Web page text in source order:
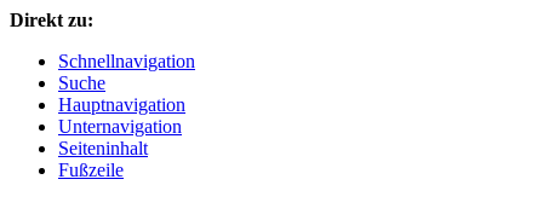
Direkt zu:
Schnellnavigation
Suche
Hauptnavigation
Unternavigation
Seiteninhalt
Fußzeile